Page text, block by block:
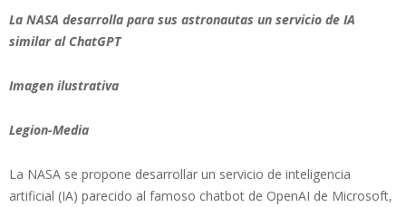
La NASA desarrolla para sus astronautas un servicio de IA
similar al ChatGPT
Imagen ilustrativa
Legion-Media
La NASA se propone desarrollar un servicio de inteligencia
artificial (IA) parecido al famoso chatbot de OpenAI de Microsoft,